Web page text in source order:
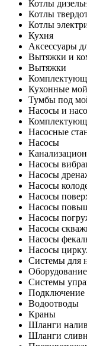
Котлы
Котлы
Котлы
Кухня
Аксессуары
Вытяжки и
Вытяжки
Кухонные
Тумбы под
Насосы и
Насосные
Насосы
Насосы
Насосы
Насосы
Насосы
Насосы
Насосы
Насосы
Насосы
Насосы
Системы для
Системы
Подключение
Водоотводы
Краны
Шланги
Шланги